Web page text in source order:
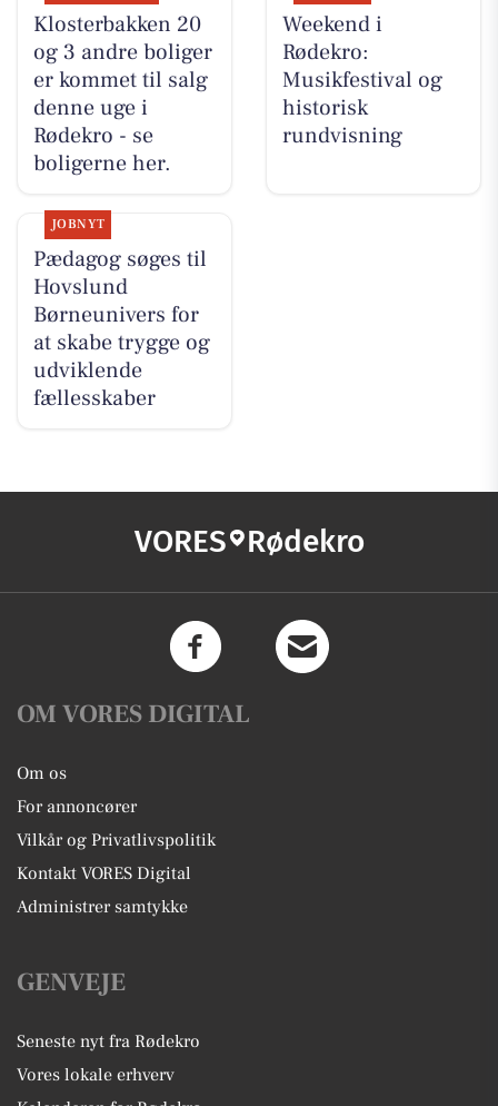
Klosterbakken 20
og 3 andre boliger
er kommet til salg
denne uge i
Rødekro - se
boligerne her.
Weekend i
Rødekro:
Musikfestival og
historisk
rundvisning
JOBNYT
Pædagog søges til
Hovslund
Børneunivers for
at skabe trygge og
udviklende
fællesskaber
VORES Rødekro
OM VORES DIGITAL
Om os
For annoncører
Vilkår og Privatlivspolitik
Kontakt VORES Digital
Administrer samtykke
GENVEJE
Seneste nyt fra Rødekro
Vores lokale erhverv